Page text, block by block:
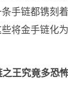
手链都镌刻
将金手链化
王究竟多恐怖